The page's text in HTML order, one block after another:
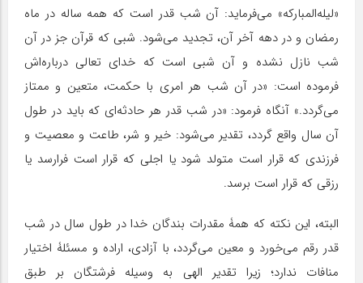
«لیله‌المبارکه» می‌فرماید: آن شب قدر است که همه ساله در ماه
رمضان و در دهه آخر آن، تجدید می‌شود. شبی که قرآن جز در آن
شب نازل نشده و آن شبی است که خدای تعالی درباره‌اش
فرموده است: «در آن شب هر امری با حکمت، متعین و ممتاز
می‌گردد.» آنگاه فرمود: «در شب قدر هر حادثه‌ای که باید در طول
آن سال واقع گردد، تقدیر می‌شود: خیر و شر، طاعت و معصیت و
فرزندی که قرار است متولد شود یا اجلی که قرار است فرارسد یا
رزقی که قرار است برسد.
البته، این نکته که همۀ مقدرات بندگان خدا در طول سال در شب
قدر رقم می‌خورد و معین می‌گردد، با آزادی، اراده و مسئلۀ اختیار
منافات ندارد؛ زیرا تقدیر الهی به وسیله فرشتگان بر طبق